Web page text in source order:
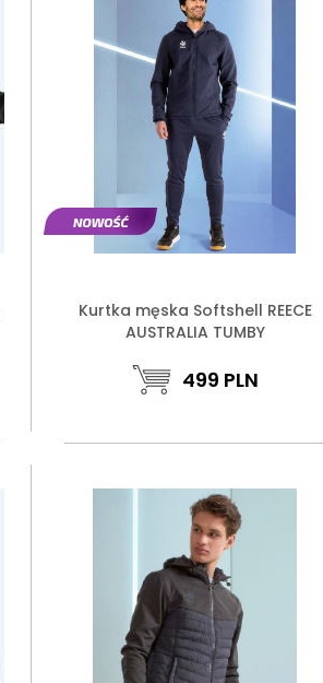
Kurtka męska Softshell REECE
AUSTRALIA TUMBY
499 PLN